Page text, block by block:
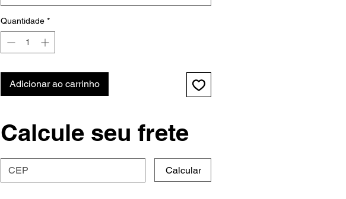
Quantidade *
Adicionar ao carrinho
Calcule seu frete
Calcular